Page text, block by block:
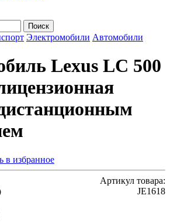
Электромобили Автомобили
Lexus LC 500
в избранное
Артикул товара:
JE1618